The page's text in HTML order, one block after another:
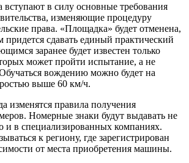
вступают в силу основные требования
изменяющие процедуру
права. «Площадка» будет отменена,
сдавать единый практический
заранее будет известен только
может пройти испытание, а не
вождению можно будет на
выше 60 км/ч.
изменятся правила получения
Номерные знаки будут выдавать не
и в специализированных компаниях.
к региону, где зарегистрирован
от места приобретения машины.